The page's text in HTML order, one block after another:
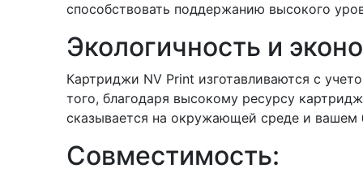
способствовать поддержанию высокого
Экологичность и
Картриджи NV Print изготавливаются с
того, благодаря высокому ресурсу
сказывается на окружающей среде и вашем
Совместимость: